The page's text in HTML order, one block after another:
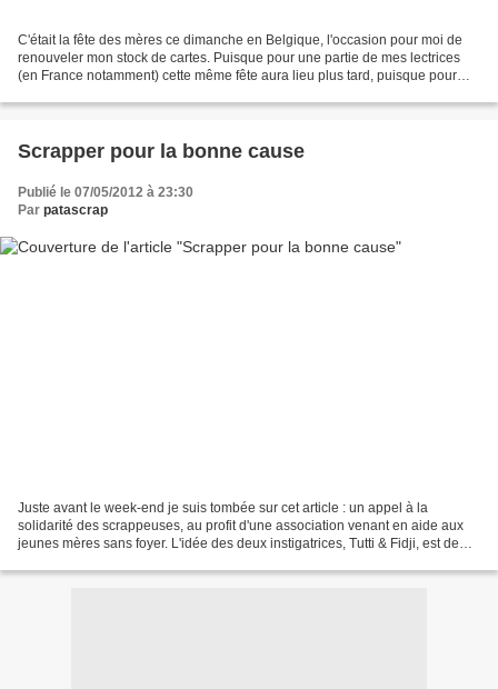
C'était la fête des mères ce dimanche en Belgique, l'occasion pour moi de
renouveler mon stock de cartes. Puisque pour une partie de mes lectrices
(en France notamment) cette même fête aura lieu plus tard, puisque pour
Scrapper pour la bonne cause
Publié le 07/05/2012 à 23:30
Par patascrap
Juste avant le week-end je suis tombée sur cet article : un appel à la
solidarité des scrappeuses, au profit d'une association venant en aide aux
jeunes mères sans foyer. L'idée des deux instigatrices, Tutti & Fidji, est de